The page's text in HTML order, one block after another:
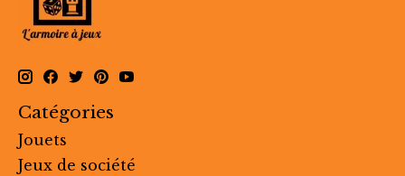
Catégories
Jouets
Jeux de société